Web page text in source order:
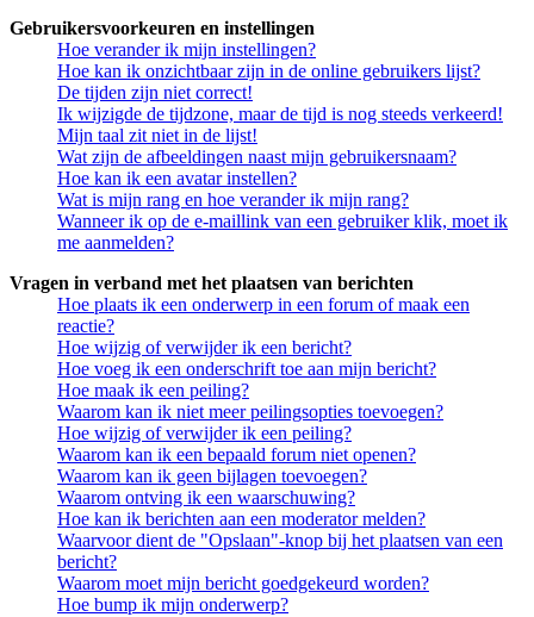
Gebruikersvoorkeuren en instellingen
Hoe verander ik mijn instellingen?
Hoe kan ik onzichtbaar zijn in de online gebruikers lijst?
De tijden zijn niet correct!
Ik wijzigde de tijdzone, maar de tijd is nog steeds verkeerd!
Mijn taal zit niet in de lijst!
Wat zijn de afbeeldingen naast mijn gebruikersnaam?
Hoe kan ik een avatar instellen?
Wat is mijn rang en hoe verander ik mijn rang?
Wanneer ik op de e-maillink van een gebruiker klik, moet ik
me aanmelden?
Vragen in verband met het plaatsen van berichten
Hoe plaats ik een onderwerp in een forum of maak een
reactie?
Hoe wijzig of verwijder ik een bericht?
Hoe voeg ik een onderschrift toe aan mijn bericht?
Hoe maak ik een peiling?
Waarom kan ik niet meer peilingsopties toevoegen?
Hoe wijzig of verwijder ik een peiling?
Waarom kan ik een bepaald forum niet openen?
Waarom kan ik geen bijlagen toevoegen?
Waarom ontving ik een waarschuwing?
Hoe kan ik berichten aan een moderator melden?
Waarvoor dient de "Opslaan"-knop bij het plaatsen van een
bericht?
Waarom moet mijn bericht goedgekeurd worden?
Hoe bump ik mijn onderwerp?